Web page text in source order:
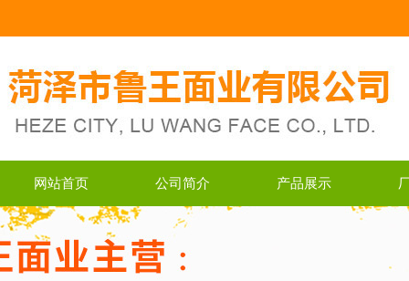
网站首页 公司简介 产品展示